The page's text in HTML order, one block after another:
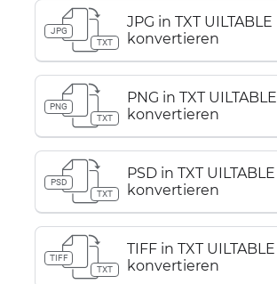
JPG
TXT
JPG in TXT UILTABLE
konvertieren
PNG
TXT
PNG in TXT UILTABLE
konvertieren
PSD
TXT
PSD in TXT UILTABLE
konvertieren
TIFF
TXT
TIFF in TXT UILTABLE
konvertieren